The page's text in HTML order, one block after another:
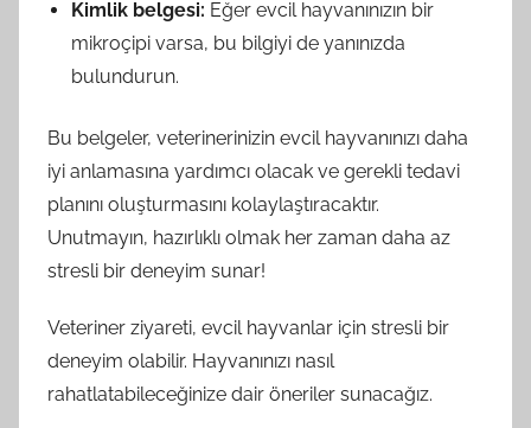
Kimlik belgesi: Eğer evcil hayvanınızın bir
mikroçipi varsa, bu bilgiyi de yanınızda
bulundurun.
Bu belgeler, veterinerinizin evcil hayvanınızı daha
iyi anlamasına yardımcı olacak ve gerekli tedavi
planını oluşturmasını kolaylaştıracaktır.
Unutmayın, hazırlıklı olmak her zaman daha az
stresli bir deneyim sunar!
Veteriner ziyareti, evcil hayvanlar için stresli bir
deneyim olabilir. Hayvanınızı nasıl
rahatlatabileceğinize dair öneriler sunacağız.